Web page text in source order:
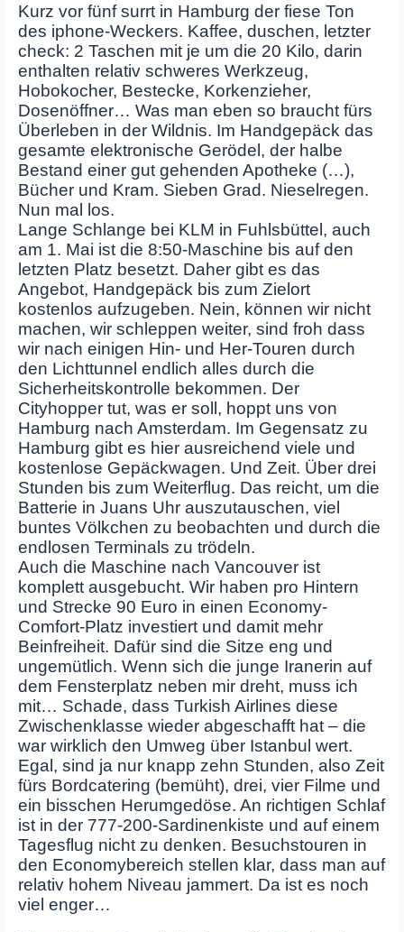
Kurz vor fünf surrt in Hamburg der fiese Ton
des iphone-Weckers. Kaffee, duschen, letzter
check: 2 Taschen mit je um die 20 Kilo, darin
enthalten relativ schweres Werkzeug,
Hobokocher, Bestecke, Korkenzieher,
Dosenöffner… Was man eben so braucht fürs
Überleben in der Wildnis. Im Handgepäck das
gesamte elektronische Gerödel, der halbe
Bestand einer gut gehenden Apotheke (…),
Bücher und Kram. Sieben Grad. Nieselregen.
Nun mal los.
Lange Schlange bei KLM in Fuhlsbüttel, auch
am 1. Mai ist die 8:50-Maschine bis auf den
letzten Platz besetzt. Daher gibt es das
Angebot, Handgepäck bis zum Zielort
kostenlos aufzugeben. Nein, können wir nicht
machen, wir schleppen weiter, sind froh dass
wir nach einigen Hin- und Her-Touren durch
den Lichttunnel endlich alles durch die
Sicherheitskontrolle bekommen. Der
Cityhopper tut, was er soll, hoppt uns von
Hamburg nach Amsterdam. Im Gegensatz zu
Hamburg gibt es hier ausreichend viele und
kostenlose Gepäckwagen. Und Zeit. Über drei
Stunden bis zum Weiterflug. Das reicht, um die
Batterie in Juans Uhr auszutauschen, viel
buntes Völkchen zu beobachten und durch die
endlosen Terminals zu trödeln.
Auch die Maschine nach Vancouver ist
komplett ausgebucht. Wir haben pro Hintern
und Strecke 90 Euro in einen Economy-
Comfort-Platz investiert und damit mehr
Beinfreiheit. Dafür sind die Sitze eng und
ungemütlich. Wenn sich die junge Iranerin auf
dem Fensterplatz neben mir dreht, muss ich
mit… Schade, dass Turkish Airlines diese
Zwischenklasse wieder abgeschafft hat – die
war wirklich den Umweg über Istanbul wert.
Egal, sind ja nur knapp zehn Stunden, also Zeit
fürs Bordcatering (bemüht), drei, vier Filme und
ein bisschen Herumgedöse. An richtigen Schlaf
ist in der 777-200-Sardinenkiste und auf einem
Tagesflug nicht zu denken. Besuchstouren in
den Economybereich stellen klar, dass man auf
relativ hohem Niveau jammert. Da ist es noch
viel enger…